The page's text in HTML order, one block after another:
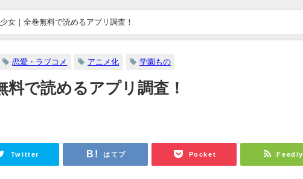
女｜全巻無料で読めるアプリ調査！
恋愛・ラブコメ アニメ化 学園もの
料で読めるアプリ調査！
Twitter はてブ Pocket Feedly